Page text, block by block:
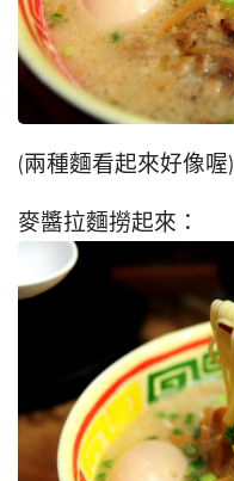
(兩種麵看起來好像喔)
麥醬拉麵撈起來：